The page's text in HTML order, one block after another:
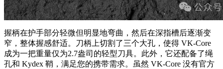
握柄在护手部分轻微但明显地弯曲，然后在深指槽后逐渐变
窄，整体握感舒适。刀柄上切割了三个大孔，使得 VK-Core
成为一把重量仅为2.7盎司的轻型刀具。此外，它还配备了绳
孔和 Kydex 鞘，满足您的携带需求。虽然 VK-Core 没有官方